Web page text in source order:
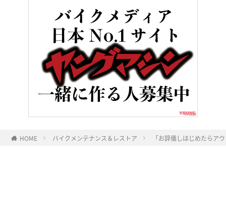
HOME バイクメンテナンス＆レストア 「お辞儀しはじめたらア